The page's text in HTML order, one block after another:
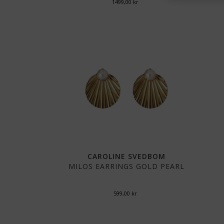
1499,00 kr
CAROLINE SVEDBOM
MILOS EARRINGS GOLD PEARL
599,00 kr